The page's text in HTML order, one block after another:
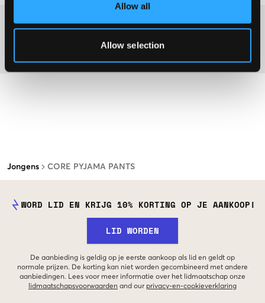
Allow all
Allow selection
Jongens CORE PYJAMA PANTS
Washing advice
WORD LID EN KRIJG 10% KORTING OP JE AANKOOP!
LID WORDEN
De aanbieding is geldig op je eerste aankoop als lid en geldt op
normale prijzen. De korting kan niet worden gecombineerd met andere
aanbiedingen. Lees voor meer informatie over het lidmaatschap onze
lidmaatschapsvoorwaarden and our privacy-en-cookieverklaring